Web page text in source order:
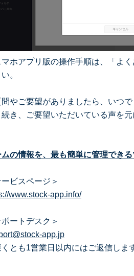
ホアプリ版の操作手順は、「よ
。
問やご要望がありましたら、いつ
続き、ご要望いただいている声を
の情報を、最も簡単に管理でき
ービスページ＞
www.stock-app.info/
ポートデスク＞
app.jp
くとも1営業日以内にはご返信しま